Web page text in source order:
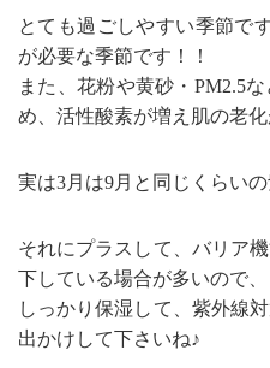
とても過ごしやすい季節で
が必要な季節です！！
また、花粉や黄砂・PM2.5
め、活性酸素が増え肌の老
実は3月は9月と同じくらいの
それにプラスして、バリア
下している場合が多いので、
しっかり保湿して、紫外線
出かけして下さいね♪